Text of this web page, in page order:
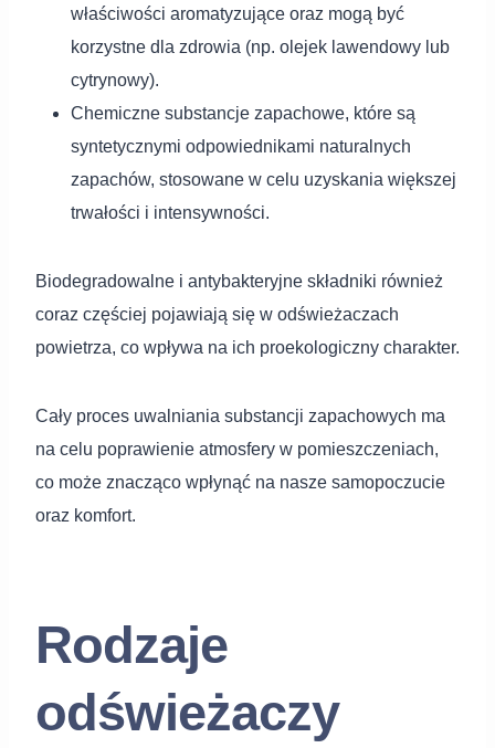
właściwości aromatyzujące oraz mogą być
korzystne dla zdrowia (np. olejek lawendowy lub
cytrynowy).
Chemiczne substancje zapachowe, które są
syntetycznymi odpowiednikami naturalnych
zapachów, stosowane w celu uzyskania większej
trwałości i intensywności.
Biodegradowalne i antybakteryjne składniki również
coraz częściej pojawiają się w odświeżaczach
powietrza, co wpływa na ich proekologiczny charakter.
Cały proces uwalniania substancji zapachowych ma
na celu poprawienie atmosfery w pomieszczeniach,
co może znacząco wpłynąć na nasze samopoczucie
oraz komfort.
Rodzaje
odświeżaczy